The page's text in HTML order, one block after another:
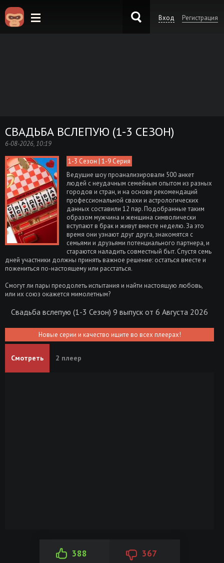
Вход Регистрация
СВАДЬБА ВСЛЕПУЮ (1-3 СЕЗОН)
6-08-2026, 10:19
1-3 Сезон | 1-9 Серия
Ведущие шоу проанализировали 500 анкет
людей с неудачным семейным опытом из разных
городов и стран, и на основе рекомендаций
профессиональной свахи и астрологических
данных составили 12 пар. Подобранные таким
образом мужчина и женщина символически
вступают в брак и живут вместе неделю. За это
время они узнают друг друга, знакомятся с
семьями и друзьями потенциального партнера, и
стараются наладить совместный быт. Спустя семь
дней участники должны принять важное решение: остаться вместе и
пожениться по-настоящему или расстаться.
Смогут ли пары преодолеть испытания и найти настоящую любовь,
или их союз окажется мимолетным?
Свадьба вслепую (1-3 Сезон) 9 выпуск от 6 Августа 2026
Новые серии и качество ищите во всех плеерах!
Смотреть 2 плеер
388 367